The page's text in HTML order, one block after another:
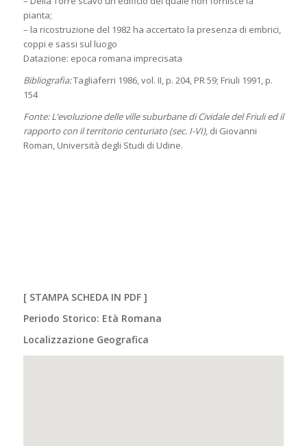
pianta;
– la ricostruzione del 1982 ha accertato la presenza di embrici,
coppi e sassi sul luogo
Datazione: epoca romana imprecisata
Bibliografia:Tagliaferri 1986, vol. II, p. 204, PR 59; Friuli 1991, p.
154
Fonte: L’evoluzione delle ville suburbane di Cividale del Friuli ed il
rapporto con il territorio centuriato (sec. I-VI), di Giovanni
Roman, Università degli Studi di Udine.
[ STAMPA SCHEDA IN PDF]
Periodo Storico: Età Romana
Localizzazione Geografica